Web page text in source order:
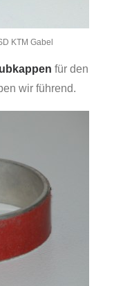
KTM Gabel
für den
wir führend.